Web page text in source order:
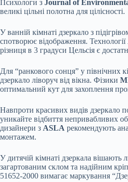
Психологи з Journal of
великі цільні полотна для цілісності.
У ванній кімнаті дзеркало з
спотворює відображення.
різниця в 3 градуси Цельсія є
Для “ранкового сонця” у північних
дзеркало ліворуч від вікна. Фізики
оптимальний кут для захоплення
Навпроти красивих видів дзеркало
уникайте відбиття непривабливих
дизайнери з ASLA рекомендують
монтажем.
У дитячій кімнаті дзеркала вішають
загартованим склом та надійним
51652-2000 вимагає маркування